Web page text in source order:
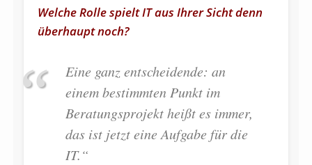
Welche Rolle spielt IT aus Ihrer Sicht denn
überhaupt noch?
Eine ganz entscheidende: an
einem bestimmten Punkt im
Beratungsprojekt heißt es immer,
das ist jetzt eine Aufgabe für die
IT.“